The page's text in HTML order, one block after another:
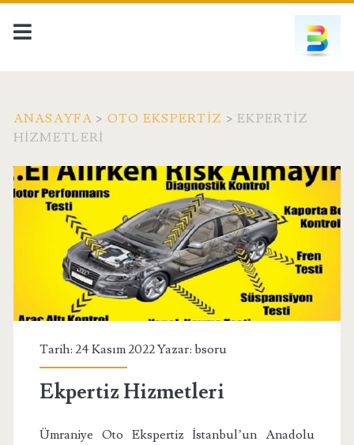
ANASAYFA > OTO EKSPERTIZ >EKPERTIZ
HIZMETLERI
Tarih: 24 Kasım 2022 Yazar: bsoru
Ekpertiz Hizmetleri
Ümraniye Oto Ekspertiz İstanbul’un Anadolu